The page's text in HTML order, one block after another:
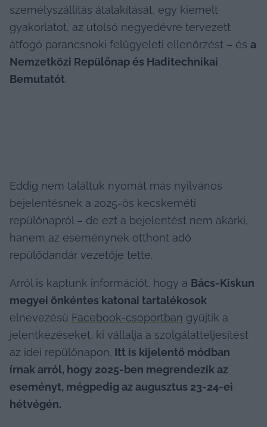
személyszállítás átalakítását, egy kiemelt
gyakorlatot, az utolsó negyedévre tervezett
átfogó parancsnoki felügyeleti ellenőrzést – és a
Nemzetközi Repülőnap és Haditechnikai
Bemutatót.
Eddig nem találtuk nyomát más nyilvános
bejelentésnek a 2025-ös kecskeméti
repülőnapról – de ezt a bejelentést nem akárki,
hanem az eseménynek otthont adó
repülődandár vezetője tette.
Arról is kaptunk információt, hogy a Bács-Kiskun
megyei önkéntes katonai tartalékosok
elnevezésű Facebook-csoportban gyűjtik a
jelentkezéseket, ki vállalja a szolgálatteljesítést
az idei repülőnapon. Itt is kijelentő módban
írnak arról, hogy 2025-ben megrendezik az
eseményt, mégpedig az augusztus 23-24-ei
hétvégén.